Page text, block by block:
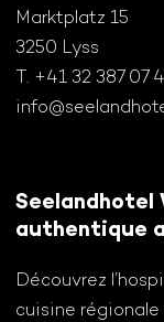
Marktplatz 15
3250 Lyss
T. +41 32 387 07
authentique
Découvrez
cuisine